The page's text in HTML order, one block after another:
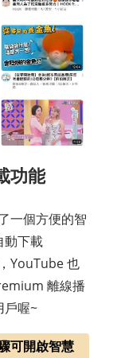
功能
一個方便的智
動下載
YouTube 也
離線播
戶喔~
可開啟智慧